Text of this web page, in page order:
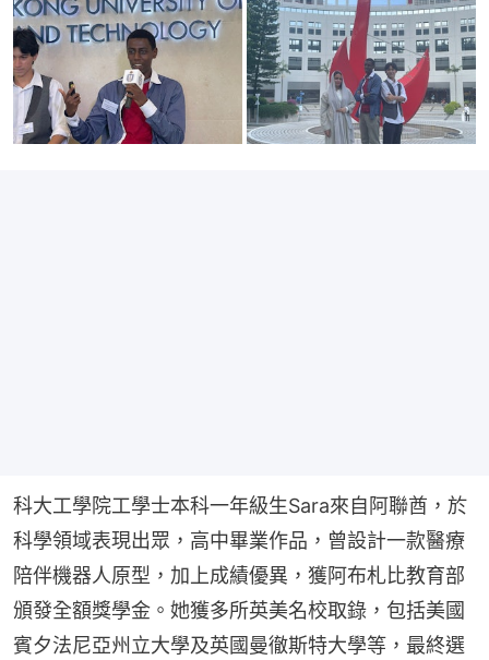
科大工學院工學士本科一年級生Sara來自阿聯酋，於
科學領域表現出眾，高中畢業作品，曾設計一款醫療
陪伴機器人原型，加上成績優異，獲阿布札比教育部
頒發全額獎學金。她獲多所英美名校取錄，包括美國
賓夕法尼亞州立大學及英國曼徹斯特大學等，最終選